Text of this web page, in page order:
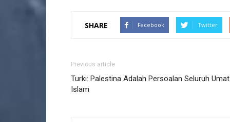
SHARE Facebook Twitter
Previous article
Turki: Palestina Adalah Persoalan Seluruh Umat
Islam